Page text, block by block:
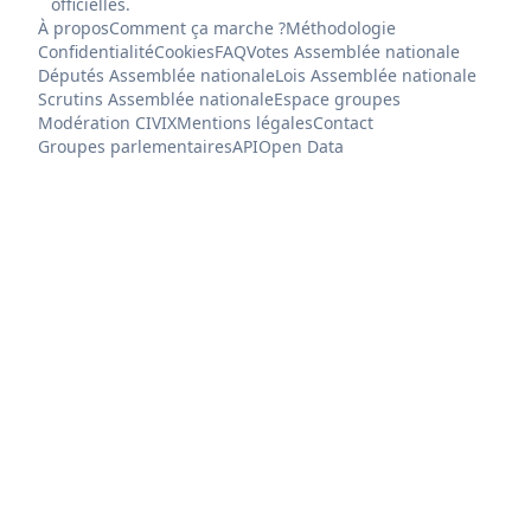
À proposComment ça marche ?Méthodologie
ConfidentialitéCookiesFAQVotes Assemblée nationale
Députés Assemblée nationaleLois Assemblée nationale
Scrutins Assemblée nationaleEspace groupes
Modération CIVIXMentions légalesContact
Groupes parlementairesAPIOpen Data